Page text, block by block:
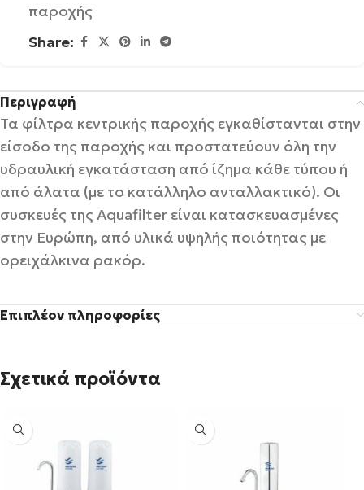
παροχής
Share:
Περιγραφή
Τα φίλτρα κεντρικής παροχής εγκαθίστανται στην
είσοδο της παροχής και προστατεύουν όλη την
υδραυλική εγκατάσταση από ίζημα κάθε τύπου ή
από άλατα (με το κατάλληλο ανταλλακτικό). Οι
συσκευές της Aquafilter είναι κατασκευασμένες
στην Ευρώπη, από υλικά υψηλής ποιότητας με
ορειχάλκινα ρακόρ.
Επιπλέον πληροφορίες
Σχετικά προϊόντα